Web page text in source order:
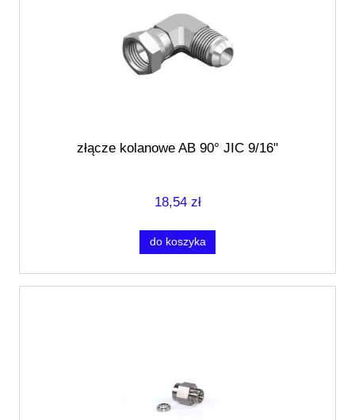
złącze kolanowe AB 90° JIC 9/16"
18,54 zł
do koszyka